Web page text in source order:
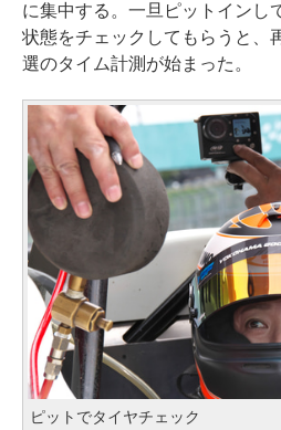
に集中する。一旦ピットインし
状態をチェックしてもらうと、
選のタイム計測が始まった。
ピットでタイヤチェック